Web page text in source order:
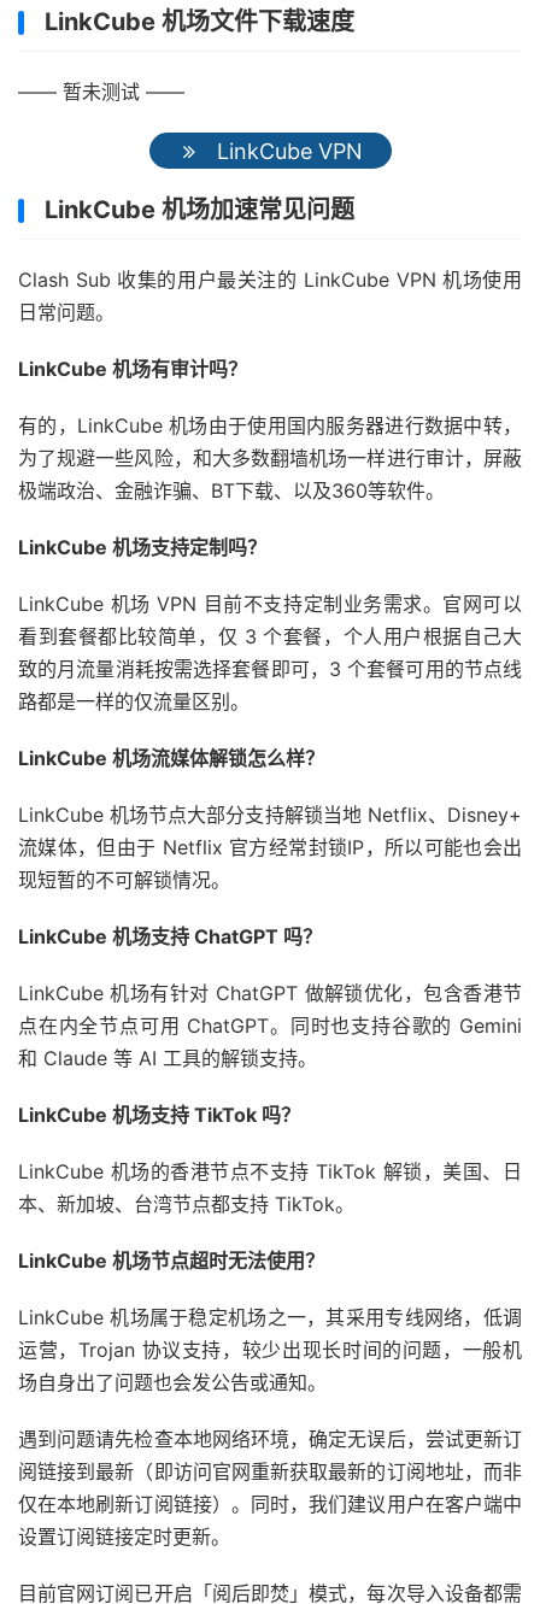
LinkCube 机场文件下载速度
—— 暂未测试 ——
LinkCube VPN
LinkCube 机场加速常见问题
Clash Sub 收集的用户最关注的 LinkCube VPN 机场使用
日常问题。
LinkCube 机场有审计吗？
有的，LinkCube 机场由于使用国内服务器进行数据中转，
为了规避一些风险，和大多数翻墙机场一样进行审计，屏蔽
极端政治、金融诈骗、BT下载、以及360等软件。
LinkCube 机场支持定制吗？
LinkCube 机场 VPN 目前不支持定制业务需求。官网可以
看到套餐都比较简单，仅 3 个套餐，个人用户根据自己大
致的月流量消耗按需选择套餐即可，3 个套餐可用的节点线
路都是一样的仅流量区别。
LinkCube 机场流媒体解锁怎么样？
LinkCube 机场节点大部分支持解锁当地 Netflix、Disney+
流媒体，但由于 Netflix 官方经常封锁IP，所以可能也会出
现短暂的不可解锁情况。
LinkCube 机场支持 ChatGPT 吗？
LinkCube 机场有针对 ChatGPT 做解锁优化，包含香港节
点在内全节点可用 ChatGPT。同时也支持谷歌的 Gemini
和 Claude 等 AI 工具的解锁支持。
LinkCube 机场支持 TikTok 吗？
LinkCube 机场的香港节点不支持 TikTok 解锁，美国、日
本、新加坡、台湾节点都支持 TikTok。
LinkCube 机场节点超时无法使用？
LinkCube 机场属于稳定机场之一，其采用专线网络，低调
运营，Trojan 协议支持，较少出现长时间的问题，一般机
场自身出了问题也会发公告或通知。
遇到问题请先检查本地网络环境，确定无误后，尝试更新订
阅链接到最新（即访问官网重新获取最新的订阅地址，而非
仅在本地刷新订阅链接）。同时，我们建议用户在客户端中
设置订阅链接定时更新。
目前官网订阅已开启「阅后即焚」模式，每次导入设备都需